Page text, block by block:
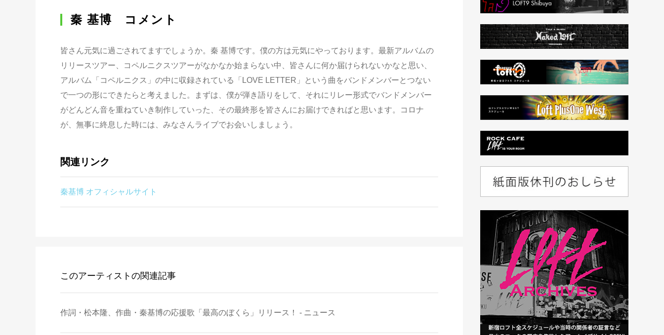
秦 基博 コメント
皆さん元気に過ごされてますでしょうか。秦 基博です。僕の方は元気にやっております。最新アルバムの
リリースツアー、コペルニクスツアーがなかなか始まらない中、皆さんに何か届けられないかなと思い、
アルバム「コペルニクス」の中に収録されている「LOVE LETTER」という曲をバンドメンバーとつない
で一つの形にできたらと考えました。まずは、僕が弾き語りをして、それにリレー形式でバンドメンバー
がどんどん音を重ねていき制作していった、その最終形を皆さんにお届けできればと思います。コロナ
が、無事に終息した時には、みなさんライブでお会いしましょう。
関連リンク
秦基博 オフィシャルサイト
このアーティストの関連記事
作詞・松本隆、作曲・秦基博の応援歌「最高のぼくら」リリース！ - ニュース